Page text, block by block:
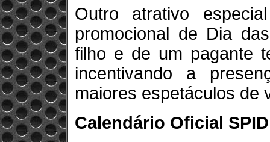
Outro atrativo
promocional de Dia
filho e de um pagante
incentivando a
maiores espetáculos de
Calendário Oficial